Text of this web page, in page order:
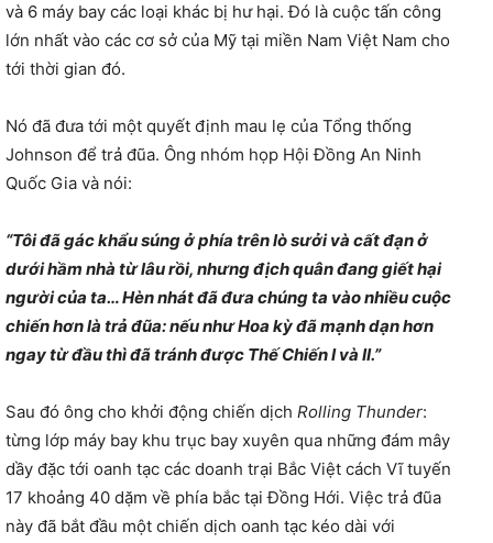
và 6 máy bay các loại khác bị hư hại. Đó là cuộc tấn công
lớn nhất vào các cơ sở của Mỹ tại miền Nam Việt Nam cho
tới thời gian đó.
Nó đã đưa tới một quyết định mau lẹ của Tổng thống
Johnson để trả đũa. Ông nhóm họp Hội Đồng An Ninh
Quốc Gia và nói:
“Tôi đã gác khẩu súng ở phía trên lò sưởi và cất đạn ở
dưới hầm nhà từ lâu rồi, nhưng địch quân đang giết hại
người của ta… Hèn nhát đã đưa chúng ta vào nhiều cuộc
chiến hơn là trả đũa: nếu như Hoa kỳ đã mạnh dạn hơn
ngay từ đầu thì đã tránh được Thế Chiến I và II.”
Sau đó ông cho khởi động chiến dịch Rolling Thunder:
từng lớp máy bay khu trục bay xuyên qua những đám mây
dầy đặc tới oanh tạc các doanh trại Bắc Việt cách Vĩ tuyến
17 khoảng 40 dặm về phía bắc tại Đồng Hới. Việc trả đũa
này đã bắt đầu một chiến dịch oanh tạc kéo dài với